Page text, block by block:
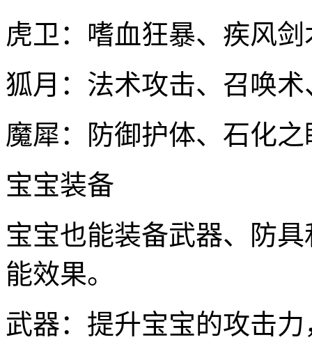
虎卫：嗜血狂暴、疾风
狐月：法术攻击、召唤
魔犀：防御护体、石化
宝宝装备
宝宝也能装备武器、防
能效果。
武器：提升宝宝的攻击